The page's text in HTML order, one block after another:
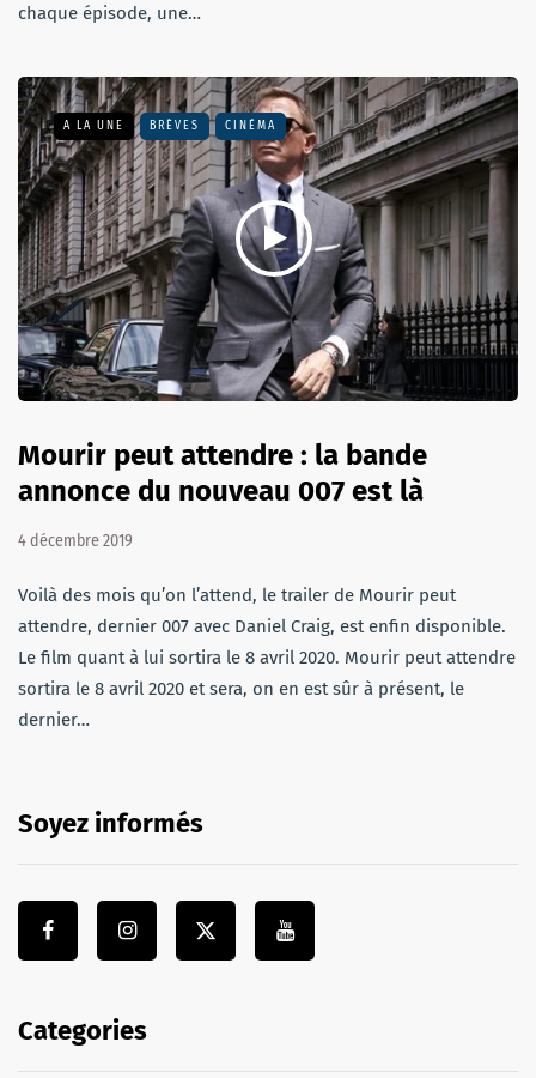
chaque épisode, une…
A LA UNE BRÈVES CINÉMA
Mourir peut attendre : la bande
annonce du nouveau 007 est là
4 décembre 2019
Voilà des mois qu’on l’attend, le trailer de Mourir peut
attendre, dernier 007 avec Daniel Craig, est enfin disponible.
Le film quant à lui sortira le 8 avril 2020. Mourir peut attendre
sortira le 8 avril 2020 et sera, on en est sûr à présent, le
dernier…
Soyez informés
Categories